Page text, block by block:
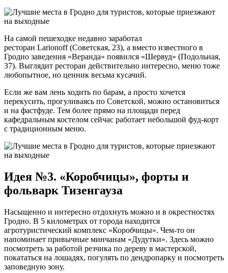
На самой пешеходке недавно заработал
ресторан Larionoff (Советская, 23), а вместо известного в
Гродно заведения «Веранда» появился «Шервуд» (Подольная,
37). Выглядит ресторан действительно интересно, меню тоже
любопытное, но ценник весьма кусачий.
Если же вам лень ходить по барам, а просто хочется
перекусить, прогуливаясь по Советской, можно остановиться
и на фастфуде. Тем более прямо на площади перед
кафедральным костелом сейчас работает небольшой фуд-корт
с традиционным меню.
Идея №3. «Коробчицы», форты и
фольварк Тизенгауза
Насыщенно и интересно отдохнуть можно и в окрестностях
Гродно. В 5 километрах от города находится
агротуристический комплекс «Коробчицы». Чем-то он
напоминает привычные минчанам «Дудутки». Здесь можно
посмотреть за работой резчика по дереву в мастерской,
покататься на лошадях, погулять по дендропарку и посмотреть
заповедную зону.